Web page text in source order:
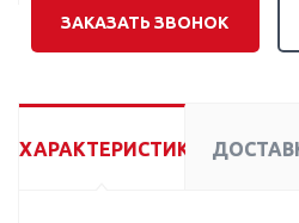
ЗАКАЗАТЬ ЗВОНОК
ХАРАКТЕРИСТИКИ